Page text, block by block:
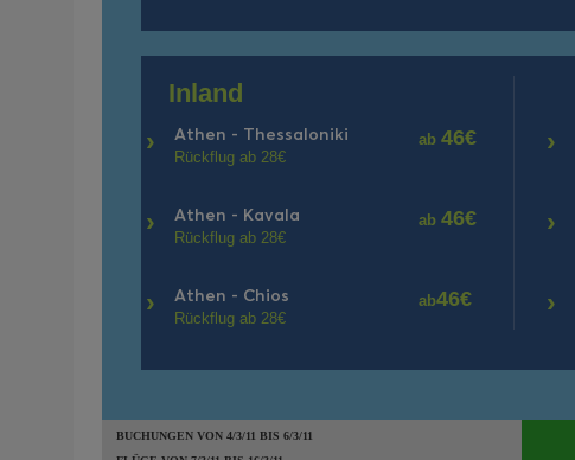
Inland
› Athen - Thessaloniki
Rückflug ab 28€
ab 46€ ›
› Athen - Kavala
Rückflug ab 28€
ab 46€ ›
› Athen - Chios
Rückflug ab 28€
ab46€ ›
BUCHUNGEN VON 4/3/11 BIS 6/3/11